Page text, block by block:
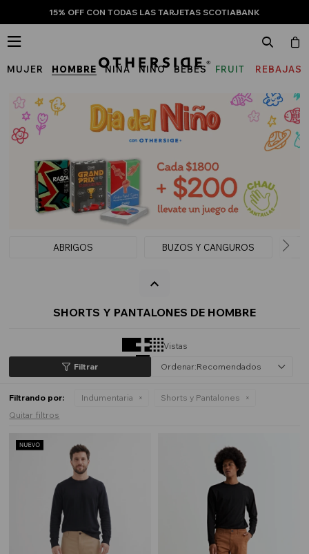
15% OFF CON TODAS LAS TARJETAS SCOTIABANK
MUJER HOMBRE NIÑA NIÑO BEBÉS
FRUIT
THE
LOOM
REBAJAS

ABRIGOS BUZOS Y CANGUROS
SHORTS Y PANTALONES DE HOMBRE
Vistas
Recomendados
Filtrando por: Indumentaria
Shorts y Pantalones
Quitar filtros